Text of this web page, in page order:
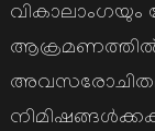
ആക്രമണത്തിൽ